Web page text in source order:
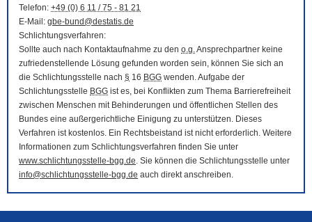
Telefon: +49 (0) 6 11 / 75 - 81 21
E-Mail : gbe-bund@destatis.de
Schlichtungsverfahren:
Sollte auch nach Kontaktaufnahme zu den o.g.Ansprechpartner keine
zufriedenstellende Lösung gefunden worden sein, können Sie sich an
die Schlichtungsstelle nach § 16 BGG wenden. Aufgabe der
Schlichtungsstelle BGG ist es, bei Konflikten zum Thema Barrierefreiheit
zwischen Menschen mit Behinderungen und öffentlichen Stellen des
Bundes eine außergerichtliche Einigung zu unterstützen. Dieses
Verfahren ist kostenlos. Ein Rechtsbeistand ist nicht erforderlich. Weitere
Informationen zum Schlichtungsverfahren finden Sie unter
www.schlichtungsstelle-bgg.de. Sie können die Schlichtungsstelle unter
info@schlichtungsstelle-bgg.de auch direkt anschreiben.